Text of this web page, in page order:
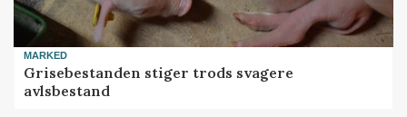
MARKED
Grisebestanden stiger trods svagere
avlsbestand